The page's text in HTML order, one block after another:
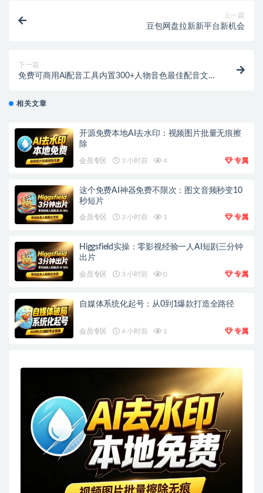
上一篇
豆包网盘拉新新平台新机会
下一篇
免费可商用Ai配音工具内置300+人物音色最佳配音文字
相关文章
开源免费本地AI去水印：视频图片批量无痕擦
除
会员专区 3 小时前 4 专属
这个免费AI神器免费不限次：图文音频秒变10
秒短片
会员专区 3 小时前 1 专属
Higgsfield实操：零影视经验一人AI短剧三分钟
出片
会员专区 3 小时前 0 专属
自媒体系统化起号：从0到1爆款打造全路径
会员专区 4 小时前 1 专属